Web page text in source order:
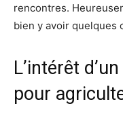
rencontres.
bien y avoir quelques
L’intérêt
pour